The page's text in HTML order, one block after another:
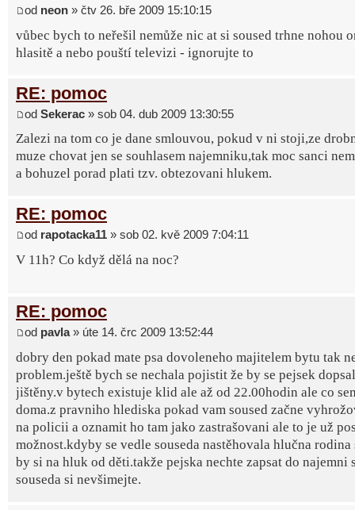
od neon » čtv 26. bře 2009 15:10:15
vůbec bych to neřešil nemůže nic at si soused trhne nohou
hlasitě a nebo pouští televizi - ignorujte to
RE: pomoc
od Sekerac » sob 04. dub 2009 13:30:55
Zalezi na tom co je dane smlouvou, pokud v ni stoji,ze
muze chovat jen se souhlasem najemniku,tak moc sanci
a bohuzel porad plati tzv. obtezovani hlukem.
RE: pomoc
od rapotacka11 » sob 02. kvě 2009 7:04:11
V 11h? Co když dělá na noc?
RE: pomoc
od pavla» úte 14. črc 2009 13:52:44
dobry den pokad mate psa dovoleneho majitelem bytu tak
problem.ještě bych se nechala pojistit že by se pejsek
jištěny.v bytech existuje klid ale až od 22.00hodin ale co
doma.z pravniho hlediska pokad vam soused začne
na policii a oznamit ho tam jako zastrašovani ale to je už
možnost.kdyby se vedle souseda nastěhovala hlučna rodina
by si na hluk od děti.takže pejska nechte zapsat do najemni
souseda si nevšimejte.